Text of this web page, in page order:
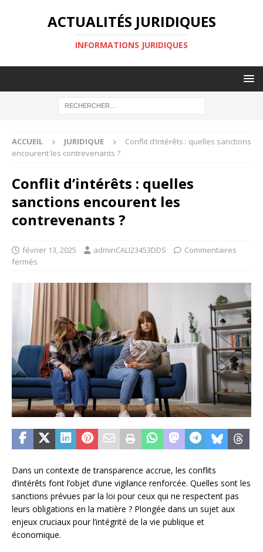
ACTUALITÉS JURIDIQUES
INFORMATIONS JURIDIQUES
ACCUEIL JURIDIQUE
Conflit d’intérêts : quelles sanctions
encourent les contrevenants ?
Conflit d’intérêts : quelles
sanctions encourent les
contrevenants ?
février 13, 2025 adminCALI23453DDS
Commentaires
fermés
Dans un contexte de transparence accrue, les conflits
d’intérêts font l’objet d’une vigilance renforcée. Quelles sont les
sanctions prévues par la loi pour ceux qui ne respectent pas
leurs obligations en la matière ? Plongée dans un sujet aux
enjeux cruciaux pour l’intégrité de la vie publique et
économique.